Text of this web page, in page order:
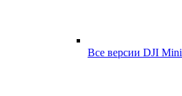
Все версии DJI Mini